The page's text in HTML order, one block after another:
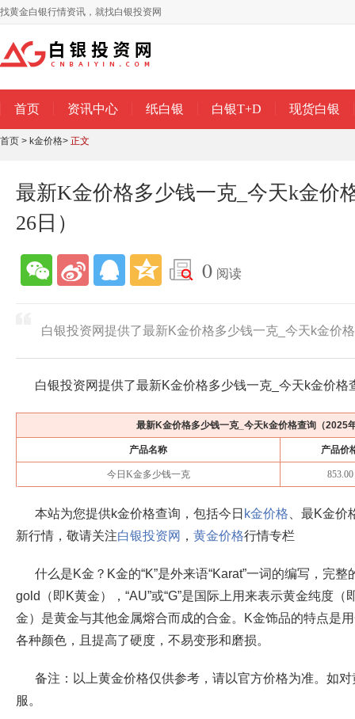
找黄金白银行情资讯，就找白银投资网
首页 资讯中心 纸白银 白银T+D 现货白银
首页 > k金价格> 正文
最新K金价格多少钱一克_今天k金价
26日）
0 阅读
白银投资网提供了最新K金价格多少钱一克_今天k金价
白银投资网提供了最新K金价格多少钱一克_今天k金价格
最新K金价格多少钱一克_今天k金价格查询（2025
产品名称 产品价
今日K金多少钱一克 853.00
本站为您提供k金价格查询，包括今日 k金价格 、最K金
新行情，敬请关注白银投资网 ， 黄金价格行情专栏
什么是K金？K金的“K”是外来语“Karat”一词的编写，完
gold（即K黄金），“AU”或“G”是国际上用来表示黄金纯度
金）是黄金与其他金属熔合而成的合金。K金饰品的特点是
各种颜色，且提高了硬度，不易变形和磨损。
备注：以上黄金价格仅供参考，请以官方价格为准。如
服。